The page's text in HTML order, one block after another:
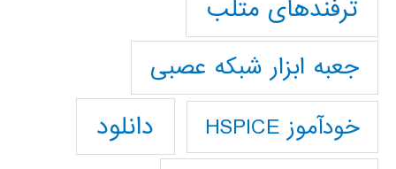
ترفندهای متلب
جعبه ابزار شبکه عصبی
خودآموز HSPICE دانلود